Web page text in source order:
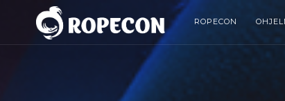
ROPECON